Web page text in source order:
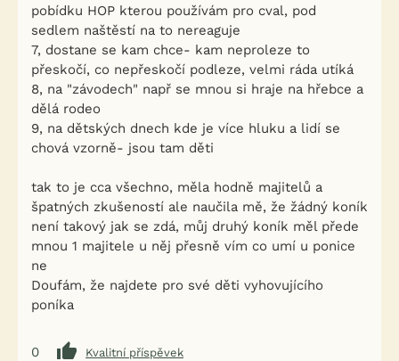
pobídku HOP kterou používám pro cval, pod
sedlem naštěstí na to nereaguje
7, dostane se kam chce- kam neproleze to
přeskočí, co nepřeskočí podleze, velmi ráda utíká
8, na "závodech" např se mnou si hraje na hřebce a
dělá rodeo
9, na dětských dnech kde je více hluku a lidí se
chová vzorně- jsou tam děti
tak to je cca všechno, měla hodně majitelů a
špatných zkušeností ale naučila mě, že žádný koník
není takový jak se zdá, můj druhý koník měl přede
mnou 1 majitele u něj přesně vím co umí u ponice
ne
Doufám, že najdete pro své děti vyhovujícího
poníka
0
Kvalitní příspěvek